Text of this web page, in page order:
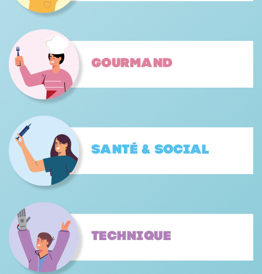
Gourmand
Santé & Social
Technique